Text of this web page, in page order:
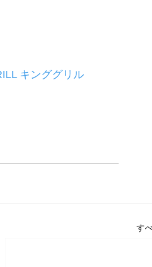
キンググリル
す